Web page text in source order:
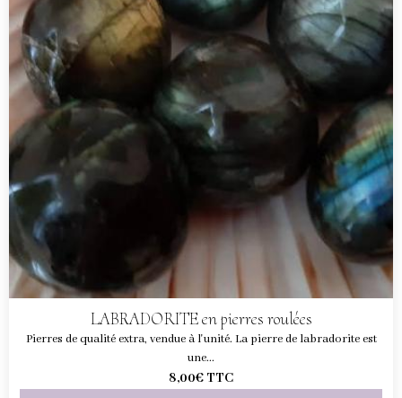
LABRADORITE en pierres roulées
Pierres de qualité extra, vendue à l'unité. La pierre de labradorite est
une...
8,00€ TTC